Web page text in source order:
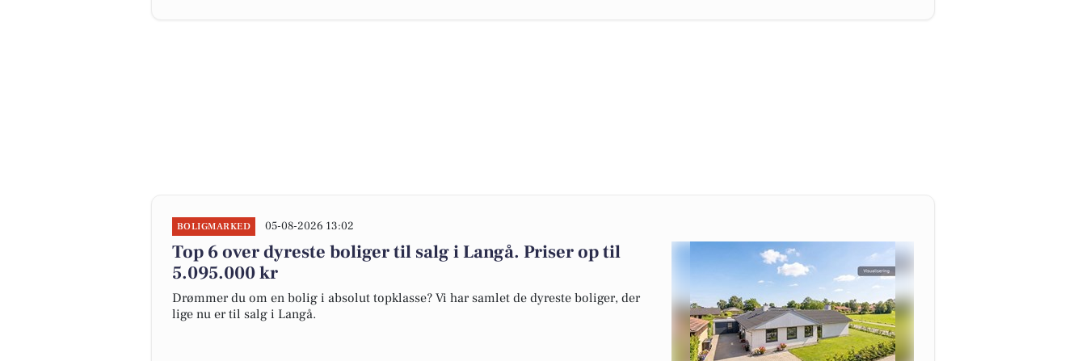
BOLIGMARKED 05-08-2026 13:02
Top 6 over dyreste boliger til salg i Langå. Priser op til
5.095.000 kr
Drømmer du om en bolig i absolut topklasse? Vi har samlet de dyreste boliger, der
lige nu er til salg i Langå.